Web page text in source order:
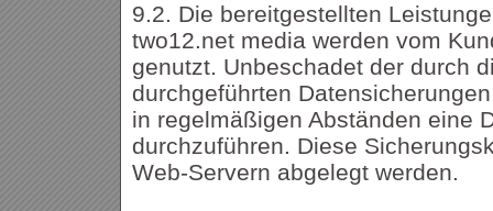
9.2. Die bereitgestellten
two12.net media werden vom
genutzt. Unbeschadet der durch
durchgeführten
in regelmäßigen Abständen eine
durchzuführen. Diese
Web-Servern abgelegt werden.